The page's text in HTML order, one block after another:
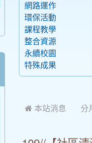
網路運作
環保活動
課程教學
整合資源
永續校園
特殊成果
 本站消息 分